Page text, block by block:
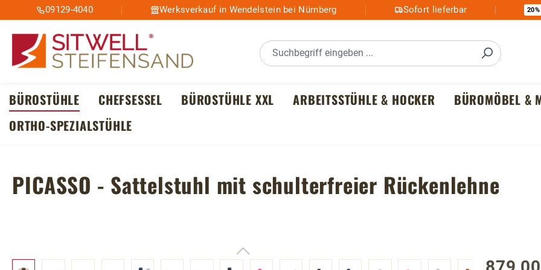
Hauptinhalt springen
Zur Suche springen
Zur Hauptnavigation springen
09129-4040 Werksverkauf in Wendelstein bei Nürnberg Sofort lieferbar 20%
BÜROSTÜHLE CHEFSESSEL BÜROSTÜHLE XXL ARBEITSSTÜHLE & HOCKER BÜROMÖBEL &
ORTHO-SPEZIALSTÜHLE
PICASSO - Sattelstuhl mit schulterfreier Rückenlehne
Bildergalerie überspringen Regulärer